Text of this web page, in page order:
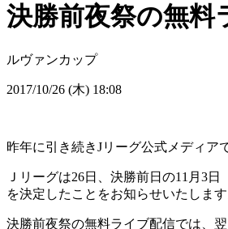
決勝前夜祭の無料
ルヴァンカップ
2017/10/26 (木) 18:08
昨年に引き続きJリーグ公式メディア
Ｊリーグは26日、決勝前日の11月3
を決定したことをお知らせいたします
決勝前夜祭の無料ライブ配信では、